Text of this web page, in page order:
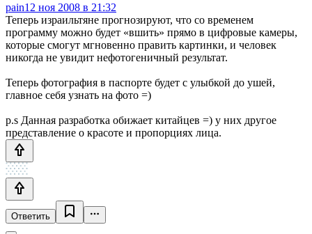
pain12 ноя 2008 в 21:32
Теперь израильтяне прогнозируют, что со временем
программу можно будет «вшить» прямо в цифровые камеры,
которые смогут мгновенно править картинки, и человек
никогда не увидит нефотогеничный результат.
Теперь фотография в паспорте будет с улыбкой до ушей,
главное себя узнать на фото =)
p.s Данная разработка обижает китайцев =) у них другое
представление о красоте и пропорциях лица.
Ответить